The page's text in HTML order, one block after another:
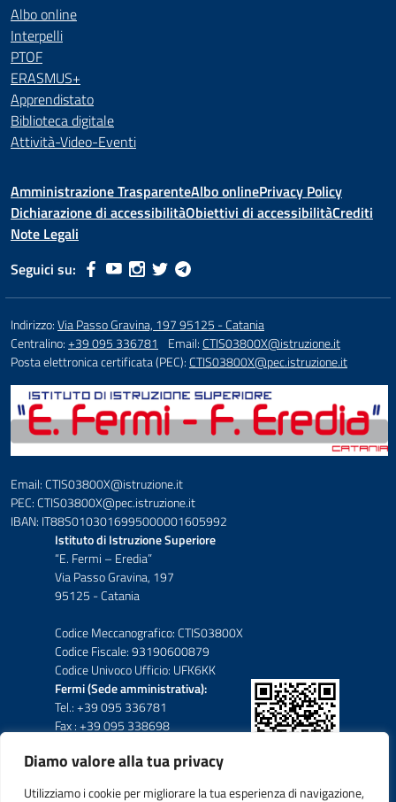
Diamo valore alla tua privacy
Utilizziamo i cookie per migliorare la tua esperienza di navigazione,
Albo online
Interpelli
PTOF
ERASMUS+
Apprendistato
Biblioteca digitale
Attività-Video-Eventi
Amministrazione TrasparenteAlbo onlinePrivacy Policy
Dichiarazione di accessibilitàObiettivi di accessibilitàCrediti
Note Legali
Seguici su:
Indirizzo:Via Passo Gravina, 197 95125 - Catania
Centralino:+39 095 336781 Email:CTIS03800X@istruzione.it
Posta elettronica certificata (PEC):CTIS03800X@pec.istruzione.it
Email: CTIS03800X@istruzione.it
PEC: CTIS03800X@pec.istruzione.it
IBAN: IT88S0103016995000001605992
Istituto di Istruzione Superiore
“E. Fermi – Eredia”
Via Passo Gravina, 197
95125 - Catania
Codice Meccanografico: CTIS03800X
Codice Fiscale: 93190600879
Codice Univoco Ufficio: UFK6KK
Fermi (Sede amministrativa):
Tel.: +39 095 336781
Fax : +39 095 338698
Eredia-Deodato: